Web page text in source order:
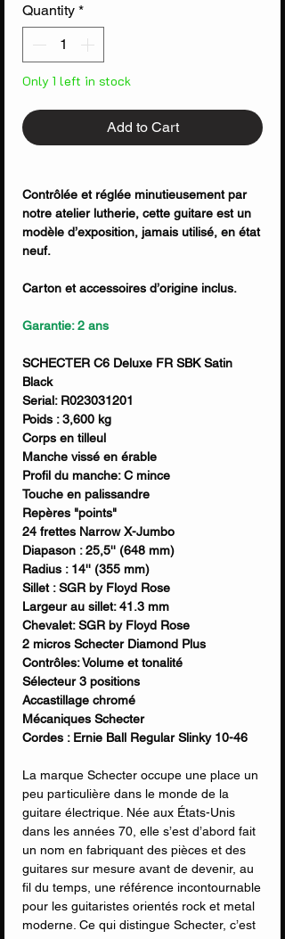
Quantity *
Only 1 left in stock
Add to Cart
Contrôlée et réglée minutieusement par
notre atelier lutherie, cette guitare est un
modèle d’exposition, jamais utilisé, en état
neuf.
Carton et accessoires d’origine inclus.
Garantie: 2 ans
SCHECTER C6 Deluxe FR SBK Satin
Black
Serial: R023031201
Poids : 3,600 kg
Corps en tilleul
Manche vissé en érable
Profil du manche: C mince
Touche en palissandre
Repères "points"
24 frettes Narrow X-Jumbo
Diapason : 25,5'' (648 mm)
Radius : 14'' (355 mm)
Sillet : SGR by Floyd Rose
Largeur au sillet: 41.3 mm
Chevalet: SGR by Floyd Rose
2 micros Schecter Diamond Plus
Contrôles: Volume et tonalité
Sélecteur 3 positions
Accastillage chromé
Mécaniques Schecter
Cordes : Ernie Ball Regular Slinky 10-46
La marque Schecter occupe une place un
peu particulière dans le monde de la
guitare électrique. Née aux États-Unis
dans les années 70, elle s’est d’abord fait
un nom en fabriquant des pièces et des
guitares sur mesure avant de devenir, au
fil du temps, une référence incontournable
pour les guitaristes orientés rock et metal
moderne. Ce qui distingue Schecter, c’est